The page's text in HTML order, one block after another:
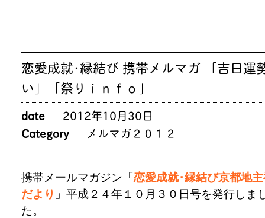
恋愛成就･縁結び 携帯メルマガ 「吉日運
い」「祭りｉｎｆｏ」
date
2012年10月30日
Category
メルマガ２０１２
携帯メールマガジン「恋愛成就･縁結び京都地
だより 」平成２４年１０月３０日号を発行しま
た。